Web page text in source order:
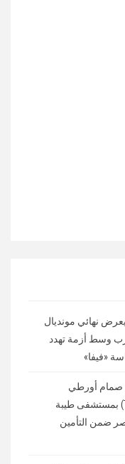
يعرض نهائي مونديال
وسط أزمة تهدد
«فيفا»
صمام أورطي
بالقسطرة (TAVI) بمستشفى طيبة
ضمن التأمين